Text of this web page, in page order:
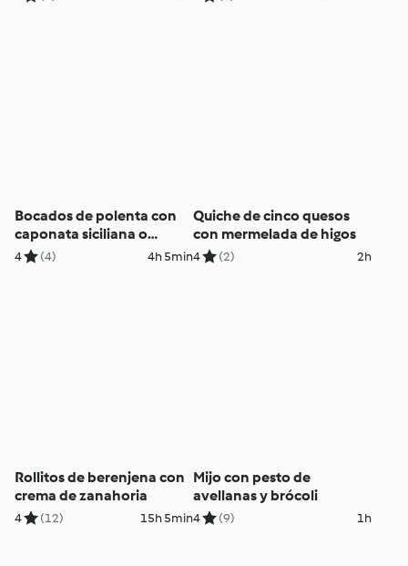
Bocados de polenta con
caponata siciliana o
compota de frutos rojos
4 (4) 4h 5min
Quiche de cinco quesos
con mermelada de higos
4 (2) 2h
Rollitos de berenjena con
crema de zanahoria
4 (12) 15h 5min
Mijo con pesto de
avellanas y brócoli
4 (9) 1h